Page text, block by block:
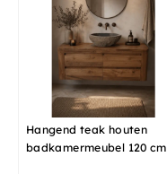
Hangend teak houten
badkamermeubel 120 cm